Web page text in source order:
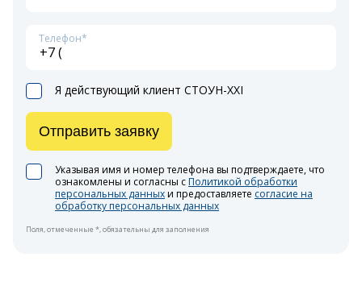
Телефон*
Я действующий клиент СТОУН-XXI
Указывая имя и номер телефона вы подтверждаете, что
ознакомлены и согласны с Политикой обработки
персональных данныхи предоставляете согласие на
обработку персональных данных
Отправить заявку
Поля, отмеченные *, обязательны для заполнения